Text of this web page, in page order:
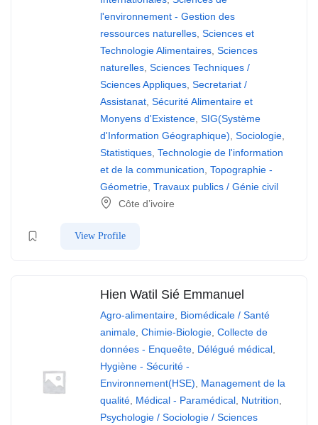
l'environnement - Gestion des
ressources naturelles, Sciences et
Technologie Alimentaires, Sciences
naturelles, Sciences Techniques /
Sciences Appliques, Secretariat /
Assistanat, Sécurité Alimentaire et
Monyens d'Existence, SIG(Système
d'Information Géographique), Sociologie,
Statistiques, Technologie de l'information
et de la communication, Topographie -
Géometrie, Travaux publics / Génie civil
Côte d’ivoire
View Profile
Hien Watil Sié Emmanuel
Agro-alimentaire, Biomédicale / Santé
animale, Chimie-Biologie, Collecte de
données - Enqueête, Délégué médical,
Hygiène - Sécurité -
Environnement(HSE), Management de la
qualité, Médical - Paramédical, Nutrition,
Psychologie / Sociologie / Sciences